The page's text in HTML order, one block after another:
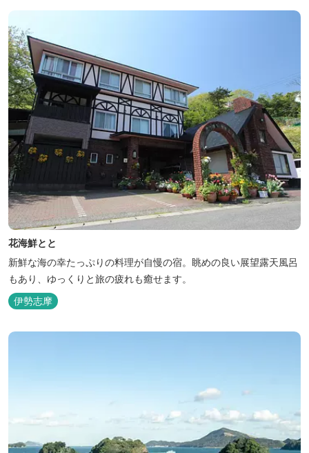
花海鮮とと
新鮮な海の幸たっぷりの料理が自慢の宿。眺めの良い展望露天風呂
もあり、ゆっくりと旅の疲れも癒せます。
伊勢志摩